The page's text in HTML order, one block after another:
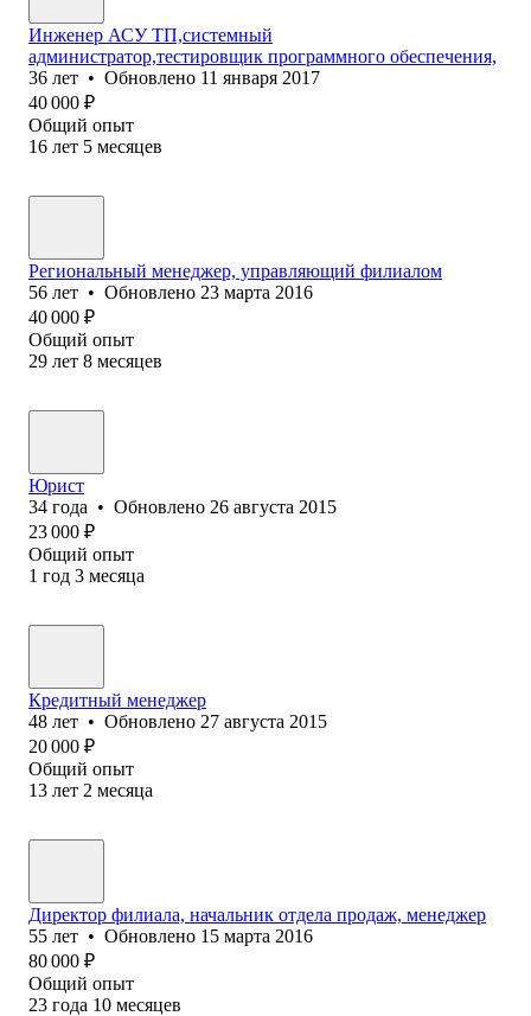
Инженер АСУ ТП,системный
администратор,тестировщик программного обеспечения,
36 лет • Обновлено 11 января 2017
40 000 ₽
Общий опыт
16 лет 5 месяцев
Региональный менеджер, управляющий филиалом
56 лет • Обновлено 23 марта 2016
40 000 ₽
Общий опыт
29 лет 8 месяцев
Юрист
34 года • Обновлено 26 августа 2015
23 000 ₽
Общий опыт
1 год 3 месяца
Кредитный менеджер
48 лет • Обновлено 27 августа 2015
20 000 ₽
Общий опыт
13 лет 2 месяца
Директор филиала, начальник отдела продаж, менеджер
55 лет • Обновлено 15 марта 2016
80 000 ₽
Общий опыт
23 года 10 месяцев